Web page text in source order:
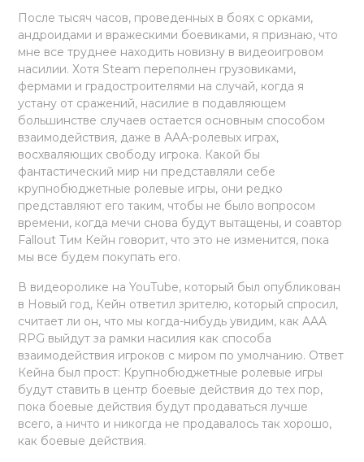
После тысяч часов, проведенных в боях с орками,
андроидами и вражескими боевиками, я признаю, что
мне все труднее находить новизну в видеоигровом
насилии. Хотя Steam переполнен грузовиками,
фермами и градостроителями на случай, когда я
устану от сражений, насилие в подавляющем
большинстве случаев остается основным способом
взаимодействия, даже в ААА-ролевых играх,
восхваляющих свободу игрока. Какой бы
фантастический мир ни представляли себе
крупнобюджетные ролевые игры, они редко
представляют его таким, чтобы не было вопросом
времени, когда мечи снова будут вытащены, и соавтор
Fallout Тим Кейн говорит, что это не изменится, пока
мы все будем покупать его.
В видеоролике на YouTube, который был опубликован
в Новый год, Кейн ответил зрителю, который спросил,
считает ли он, что мы когда-нибудь увидим, как AAA
RPG выйдут за рамки насилия как способа
взаимодействия игроков с миром по умолчанию. Ответ
Кейна был прост: Крупнобюджетные ролевые игры
будут ставить в центр боевые действия до тех пор,
пока боевые действия будут продаваться лучше
всего, а ничто и никогда не продавалось так хорошо,
как боевые действия.